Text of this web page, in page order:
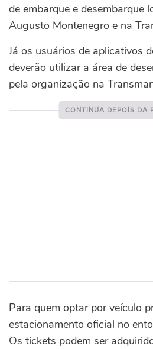
de embarque e desembarque
Augusto Montenegro e na
Já os usuários de aplicativos
deverão utilizar a área de
pela organização na
Para quem optar por veículo
estacionamento oficial no
Os tickets podem ser